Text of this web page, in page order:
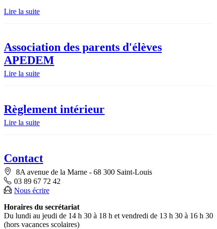
Lire la suite
Association des parents d'élèves
APEDEM
Lire la suite
Règlement intérieur
Lire la suite
Contact
8A avenue de la Marne - 68 300 Saint-Louis
03 89 67 72 42
Nous écrire
Horaires du secrétariat
Du lundi au jeudi de 14 h 30 à 18 h et vendredi de 13 h 30 à 16 h 30
(hors vacances scolaires)